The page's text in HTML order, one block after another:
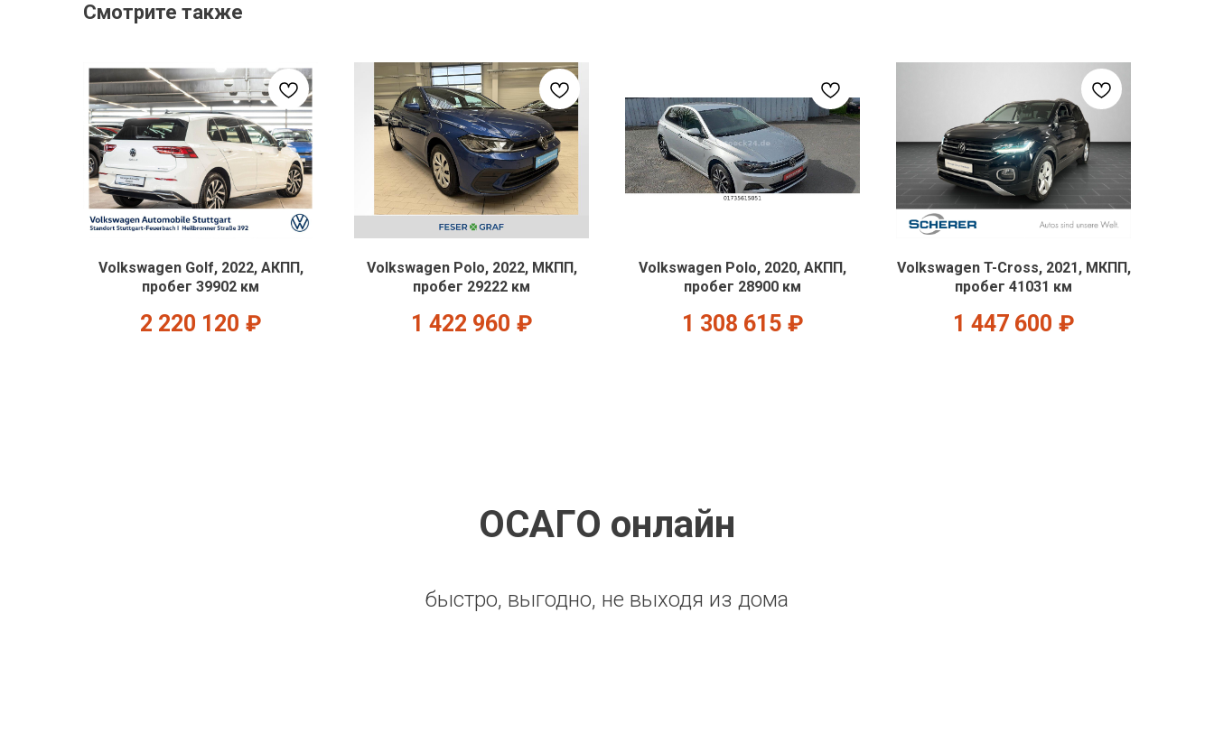
Смотрите также
Volkswagen Golf, 2022, АКПП,
пробег 39902 км
2 220 120 ₽
Volkswagen Polo, 2022, МКПП,
пробег 29222 км
1 422 960 ₽
Volkswagen Polo, 2020, АКПП,
пробег 28900 км
1 308 615 ₽
Volkswagen T-Cross, 2021, МКПП,
пробег 41031 км
1 447 600 ₽
ОСАГО онлайн
быстро, выгодно, не выходя из дома